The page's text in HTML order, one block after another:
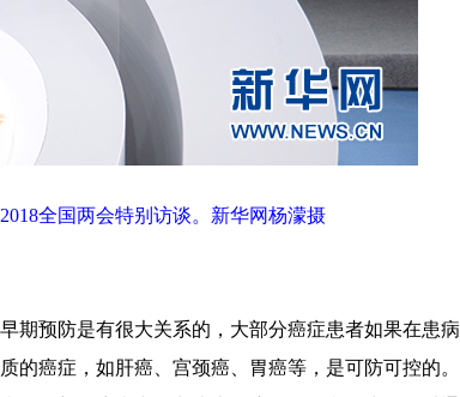
全国两会特别访谈。新华网杨濛摄
预防是有很大关系的，大部分癌症患者如果在患病
癌症，如肝癌、宫颈癌、胃癌等，是可防可控的。